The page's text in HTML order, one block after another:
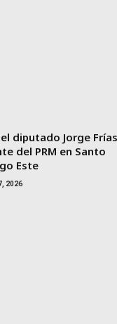
diputado Jorge
del PRM en Santo
Este
2026